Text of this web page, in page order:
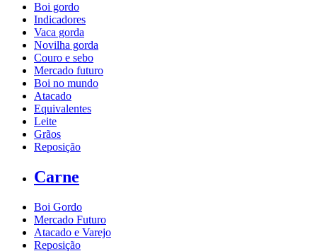
Boi gordo
Indicadores
Vaca gorda
Novilha gorda
Couro e sebo
Mercado futuro
Boi no mundo
Atacado
Equivalentes
Leite
Grãos
Reposição
Carne
Boi Gordo
Mercado Futuro
Atacado e Varejo
Reposição